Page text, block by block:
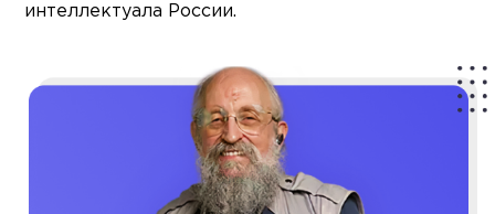
интеллектуала России.